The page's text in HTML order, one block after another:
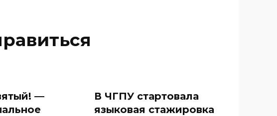
—
В ЧГПУ стартовала
языковая стажировка